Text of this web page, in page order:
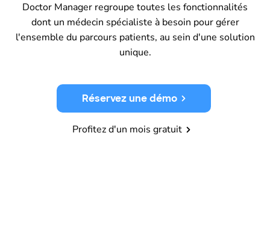
Doctor Manager regroupe toutes les fonctionnalités
dont un médecin spécialiste à besoin pour gérer
l'ensemble du parcours patients, au sein d'une solution
unique.
Réservez une démo
Profitez d'un mois gratuit